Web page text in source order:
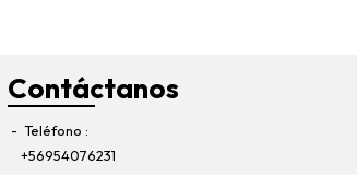
Contáctanos
Teléfono
+56954076231